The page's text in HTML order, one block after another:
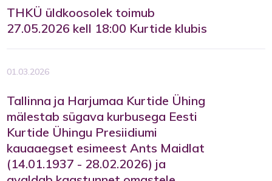
THKÜ üldkoosolek toimub
27.05.2026 kell 18:00 Kurtide klubis
01.03.2026
Tallinna ja Harjumaa Kurtide Ühing
mälestab sügava kurbusega Eesti
Kurtide Ühingu Presiidiumi
kauaaegset esimeest Ants Maidlat
(14.01.1937 - 28.02.2026) ja